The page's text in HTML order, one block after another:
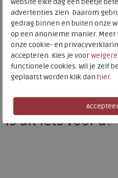
ECCO
Toon alles vanECCO
Naar alleveterboots
Naar alleECCO veterboots
Is dit iets voor u?
website elke dag een beetje
advertenties zien. Daarom
gedrag binnen en buiten onze
op een anonieme manier. Meer
onze cookie- en
accepteren. Kies je voor
functionele cookies. Wil je zelf
geplaatst worden klik dan hier.